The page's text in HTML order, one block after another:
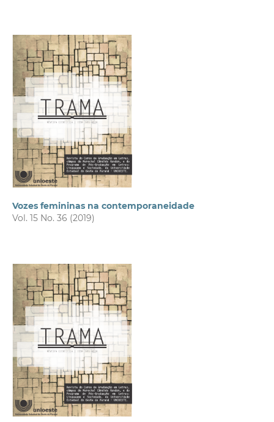
Vozes femininas na contemporaneidade
Vol. 15 No. 36 (2019)